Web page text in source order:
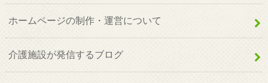
ホームページの制作・運営について
介護施設が発信するブログ